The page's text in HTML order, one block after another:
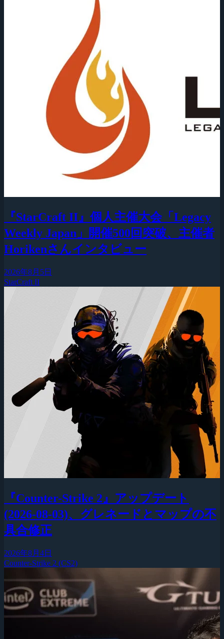
『StarCraft II』個人主催大会「Legacy
Weekly Japan」開催500回突破、主催者
Horikenさんインタビュー
2026年8月5日
StarCraft II
『Counter-Strike 2』アップデート
(2026-08-03)、グレネードとマップの不
具合修正
2026年8月4日
Counter-Strike 2 (CS2)